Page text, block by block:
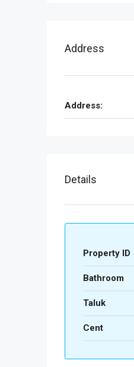
Address
Address:
Details
Property ID
Bathroom
Taluk
Cent